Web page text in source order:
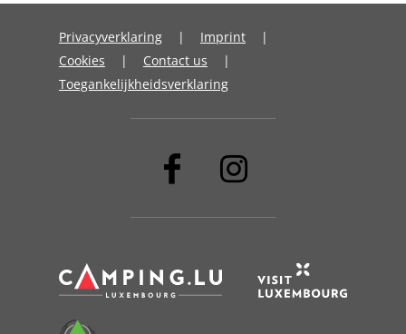
Privacyverklaring
Imprint
Cookies
Contact us
Toegankelijkheidsverklaring